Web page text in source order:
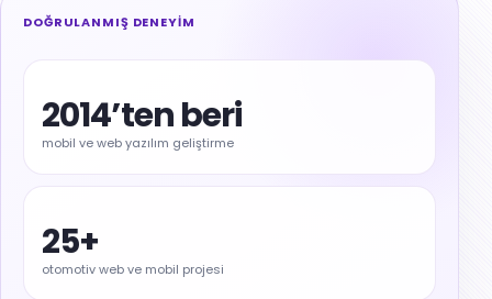
Codigma.io
Uygulamalarımız
DOĞRULANMIŞ DENEYIM
2014’ten beri
mobil ve web yazılım geliştirme
25+
otomotiv web ve mobil projesi